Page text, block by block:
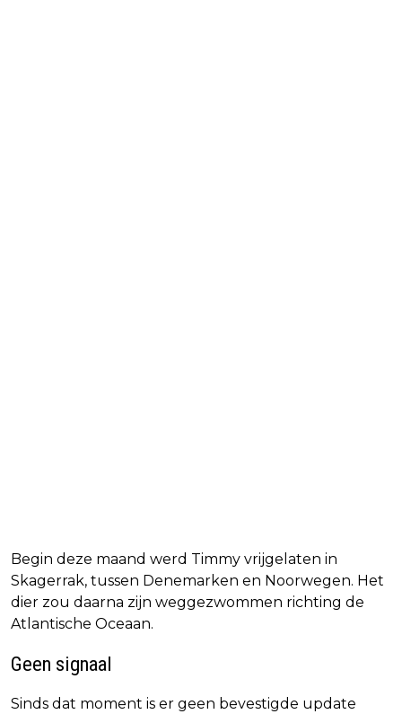
Begin deze maand werd Timmy vrijgelaten in
Skagerrak, tussen Denemarken en Noorwegen. Het
dier zou daarna zijn weggezwommen richting de
Atlantische Oceaan.
Geen signaal
Sinds dat moment is er geen bevestigde update